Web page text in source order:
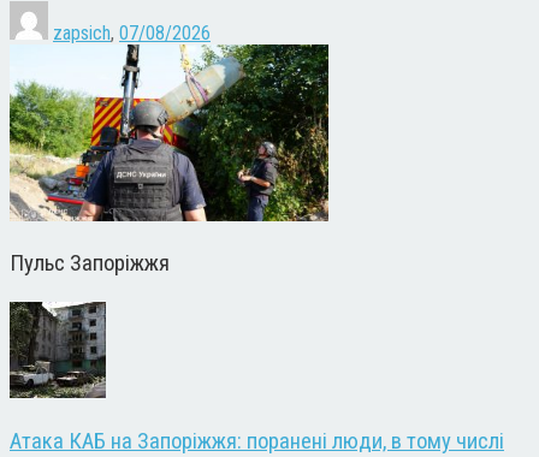
zapsich, 07/08/2026
Пульс Запоріжжя
Атака КАБ на Запоріжжя: поранені люди, в тому числі